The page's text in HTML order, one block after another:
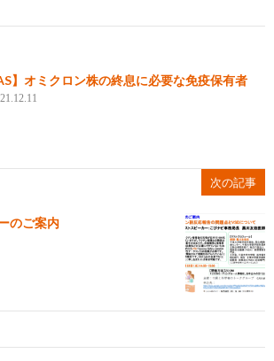
】オミクロン株の終息に必要な免疫保有者
次の記事
のご案内